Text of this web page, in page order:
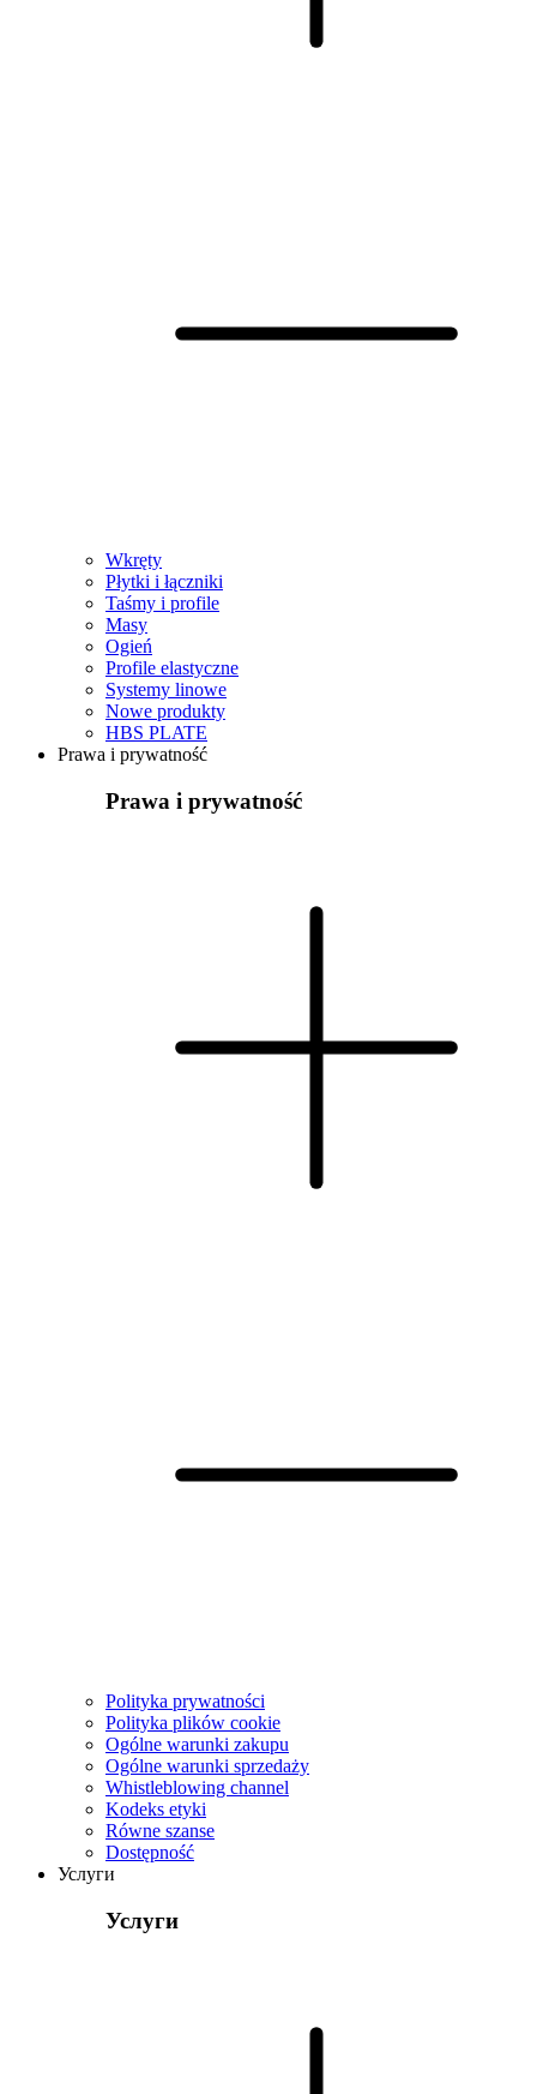
Wkręty
Płytki i łączniki
Taśmy i profile
Masy
Ogień
Profile elastyczne
Systemy linowe
Nowe produkty
HBS PLATE
Prawa i prywatność
Prawa i prywatność
Polityka prywatności
Polityka plików cookie
Ogólne warunki zakupu
Ogólne warunki sprzedaży
Whistleblowing channel
Kodeks etyki
Równe szanse
Dostępność
Услуги
Услуги